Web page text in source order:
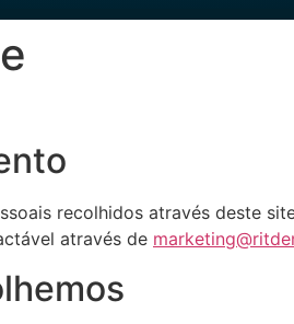
recolhidos através deste
através de